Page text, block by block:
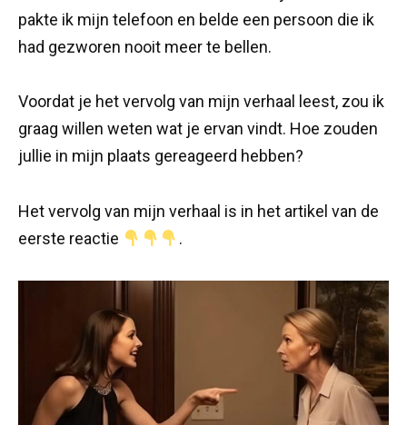
pakte ik mijn telefoon en belde een persoon die ik
had gezworen nooit meer te bellen.
Voordat je het vervolg van mijn verhaal leest, zou ik
graag willen weten wat je ervan vindt. Hoe zouden
jullie in mijn plaats gereageerd hebben?
Het vervolg van mijn verhaal is in het artikel van de
eerste reactie
.